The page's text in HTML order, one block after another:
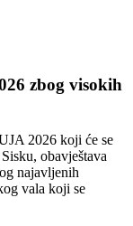
zbog visokih
2026 koji će se
obavještava
najavljenih
vala koji se